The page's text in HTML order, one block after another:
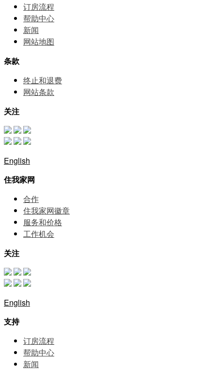
订房流程
帮助中⼼
新闻
网站地图
条款
终止和退费
网站条款
关注
English
住我家网
合作
住我家网徽章
服务和价格
⼯作机会
关注
English
支持
订房流程
帮助中⼼
新闻